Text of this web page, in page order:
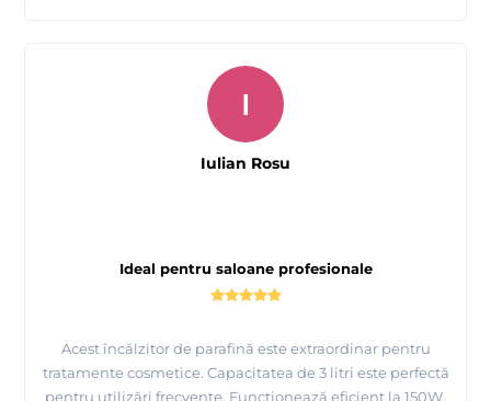
Ideal pentru saloane profesionale
Acest încălzitor de parafină este extraordinar pentru
tratamente cosmetice. Capacitatea de 3 litri este perfectă
pentru utilizări frecvente. Funcționează eficient la 150W,
I
Iulian Rosu